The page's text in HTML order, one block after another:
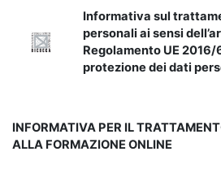
Informativa sul
personali ai sensi
Regolamento UE
protezione dei dati
INFORMATIVA PER IL
ALLA FORMAZIONE ONLINE